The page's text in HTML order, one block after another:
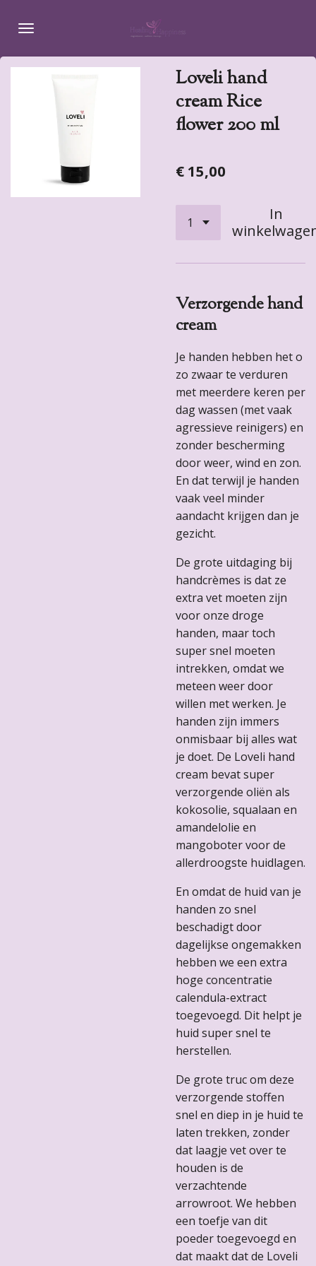
direct
de
hoofdinhoud
Loveli hand
cream Rice
flower 200 ml
€ 15,00
In
Verzorgende hand
cream
Je handen hebben het o
zo zwaar te verduren
met meerdere keren per
dag wassen (met vaak
agressieve reinigers) en
zonder bescherming
door weer, wind en zon.
En dat terwijl je handen
vaak veel minder
aandacht krijgen dan je
gezicht.
De grote uitdaging bij
handcrèmes is dat ze
extra vet moeten zijn
voor onze droge
handen, maar toch
super snel moeten
intrekken, omdat we
meteen weer door
willen met werken. Je
handen zijn immers
onmisbaar bij alles wat
je doet. De Loveli hand
cream bevat super
verzorgende oliën als
kokosolie, squalaan en
amandelolie en
mangoboter voor de
allerdroogste huidlagen.
En omdat de huid van je
handen zo snel
beschadigt door
dagelijkse ongemakken
hebben we een extra
hoge concentratie
calendula-extract
toegevoegd. Dit helpt je
huid super snel te
herstellen.
De grote truc om deze
verzorgende stoffen
snel en diep in je huid te
laten trekken, zonder
dat laagje vet over te
houden is de
verzachtende
arrowroot. We hebben
een toefje van dit
poeder toegevoegd en
dat maakt dat de Loveli